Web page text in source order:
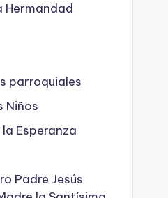
Hermandad
parroquiales
Niños
Esperanza
Padre Jesús